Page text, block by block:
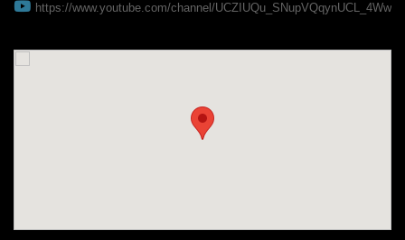
https://www.youtube.com/channel/UCZIUQu_SNupVQqynUCL_4Ww